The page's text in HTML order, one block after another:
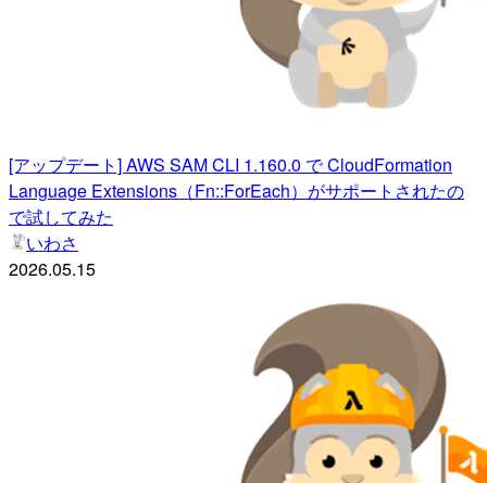
[アップデート] AWS SAM CLI 1.160.0 で CloudFormation
Language Extensions（Fn::ForEach）がサポートされたの
で試してみた
いわさ
2026.05.15